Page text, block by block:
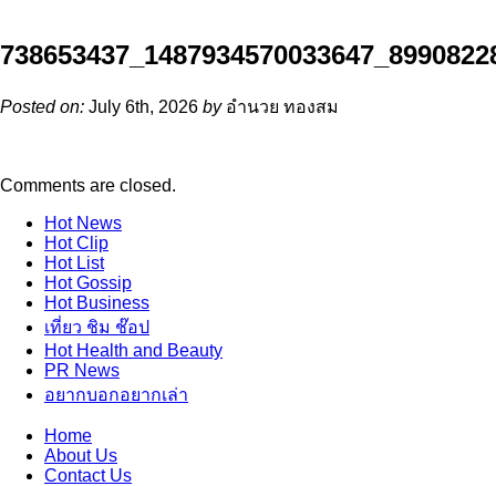
Posted on: July 6th, 2026 byอำนวย ทองสม
Comments are closed.
HotNews
HotClip
HotList
HotGossip
HotBusiness
เที่ยว ชิม ช๊อป
HotHealth and Beauty
PR News
อยากบอกอยากเล่า
Home
About Us
Contact Us